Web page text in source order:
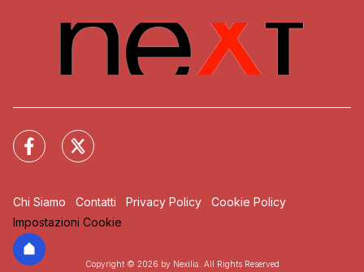
Chi Siamo Contatti Privacy Policy
Cookie Policy
Impostazioni Cookie
Copyright © 2026 by Nexilia. All Rights Reserved